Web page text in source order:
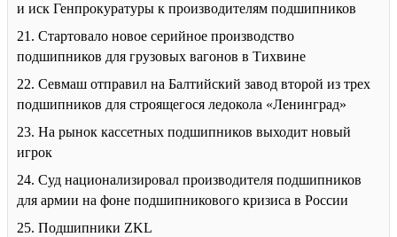
и иск Генпрокуратуры к производителям подшипников
21. Стартовало новое серийное производство
подшипников для грузовых вагонов в Тихвине
22. Севмаш отправил на Балтийский завод второй из трех
подшипников для строящегося ледокола «Ленинград»
23. На рынок кассетных подшипников выходит новый
игрок
24. Суд национализировал производителя подшипников
для армии на фоне подшипникового кризиса в России
25. Подшипники ZKL